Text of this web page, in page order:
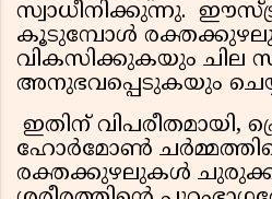
സ്വാധീനിക്കുന്നു.
കൂടുമ്പോൾ
വികസിക്കുകയും ചില
അനുഭവപ്പെടുകയും
ഇതിന് വിപരീതമായി,
ഹോർമോൺ
രക്തക്കുഴലുകൾ